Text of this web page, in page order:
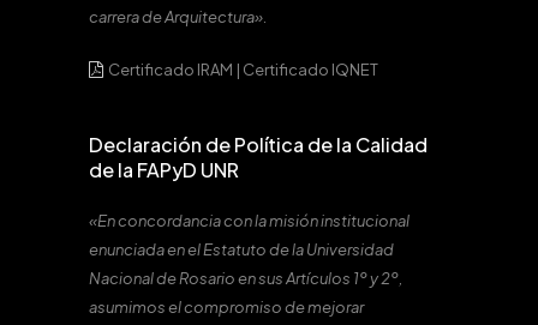
carrera de Arquitectura».
Certificado IRAM | Certificado IQNET
Declaración de Política de la Calidad
de la FAPyD UNR
«En concordancia con la misión institucional
enunciada en el Estatuto de la Universidad
Nacional de Rosario en sus Artículos 1º y 2º,
asumimos el compromiso de mejorar